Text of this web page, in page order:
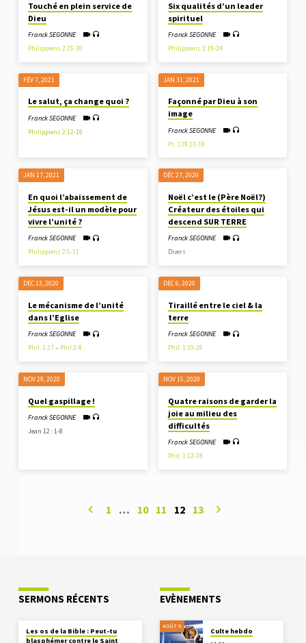
Touché en plein service de
Dieu
Franck SEGONNE
Philippiens 2.25-30
Six qualités d’un leader
spirituel
Franck SEGONNE
Philippiens 2:19-24
FÉV 7, 2021
Le salut, ça change quoi ?
Franck SEGONNE
Philippiens 2:12-18
JAN 31, 2021
Façonné par Dieu à son
image
Franck SEGONNE
Ps. 139.13-18
JAN 17, 2021
En quoi l’abaissement de
Jésus est-il un modèle pour
vivre l’unité ?
Franck SEGONNE
Philippiens 2:5-11
DÉC 27, 2020
Noël c’est le (Père Noël?)
Créateur des étoiles qui
descend SUR TERRE
Franck SEGONNE
Divers
DÉC 13, 2020
Le mécanisme de l’unité
dans l’Eglise
Franck SEGONNE
Phil. 1:27– Phil.2:4
DÉC 6, 2020
Tiraillé entre le ciel & la
terre
Franck SEGONNE
Phil. 1:19-26
NOV 29, 2020
Quel gaspillage !
Franck SEGONNE
Jean 12 : 1-8
NOV 15, 2020
Quatre raisons de garder la
joie au milieu des
difficultés
Franck SEGONNE
Phil. 1:12-18
1 … 10 11 12 13
SERMONS RÉCENTS
Les os de la Bible : Peut-tu
blasphémer contre le Saint
EVÈNEMENTS
AOÛT 9
Culte hebdo